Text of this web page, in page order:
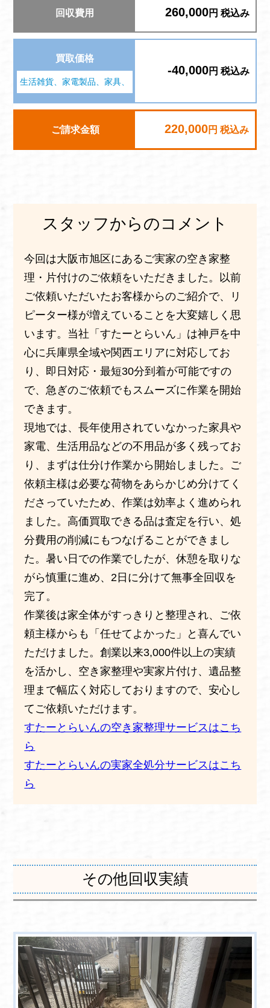
回収費用 260,000円 税込み
買取価格
生活雑貨、家電製品、家具、
-40,000円 税込み
ご請求金額 220,000円 税込み
スタッフからのコメント
今回は大阪市旭区にあるご実家の空き家整
理・片付けのご依頼をいただきました。以前
ご依頼いただいたお客様からのご紹介で、リ
ピーター様が増えていることを大変嬉しく思
います。当社「すたーとらいん」は神戸を中
心に兵庫県全域や関西エリアに対応してお
り、即日対応・最短30分到着が可能ですの
で、急ぎのご依頼でもスムーズに作業を開始
できます。
現地では、長年使用されていなかった家具や
家電、生活用品などの不用品が多く残ってお
り、まずは仕分け作業から開始しました。ご
依頼主様は必要な荷物をあらかじめ分けてく
ださっていたため、作業は効率よく進められ
ました。高価買取できる品は査定を行い、処
分費用の削減にもつなげることができまし
た。暑い日での作業でしたが、休憩を取りな
がら慎重に進め、2日に分けて無事全回収を
完了。
作業後は家全体がすっきりと整理され、ご依
頼主様からも「任せてよかった」と喜んでい
ただけました。創業以来3,000件以上の実績
を活かし、空き家整理や実家片付け、遺品整
理まで幅広く対応しておりますので、安心し
てご依頼いただけます。
すたーとらいんの空き家整理サービスはこち
ら
すたーとらいんの実家全処分サービスはこち
ら
その他回収実績